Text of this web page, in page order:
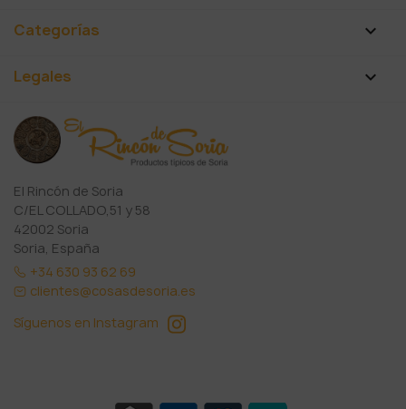
Categorías 
Legales 
El Rincón de Soria
C/EL COLLADO,51 y 58
42002 Soria
Soria, España
+34 630 93 62 69
clientes@cosasdesoria.es
Síguenos en Instagram